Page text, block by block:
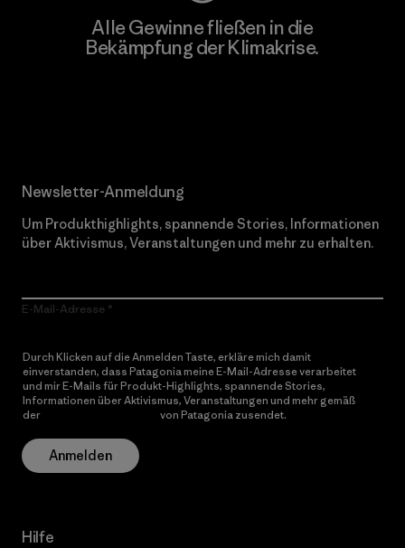
Alle Gewinne fließen in die
Bekämpfung der Klimakrise.
Newsletter-Anmeldung
Um Produkthighlights, spannende Stories, Informationen
über Aktivismus, Veranstaltungen und mehr zu erhalten.
E-Mail-Adresse
Durch Klicken auf die Anmelden Taste, erkläre mich damit
einverstanden, dass Patagonia meine E-Mail-Adresse verarbeitet
und mir E-Mails für Produkt-Highlights, spannende Stories,
Informationen über Aktivismus, Veranstaltungen und mehr gemäß
der
von Patagonia zusendet.
Anmelden
Hilfe